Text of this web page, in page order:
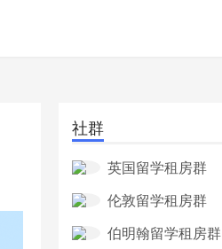
社群
英国留学租房群
伦敦留学租房群
伯明翰留学租房群